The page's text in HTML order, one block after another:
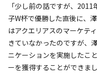
「少し前の話ですが、
子W杯で優勝した直後に、
はアクエリアスのマーケテ
きていなかったのですが、
ニケーションを実施したこ
ーを獲得することができまし